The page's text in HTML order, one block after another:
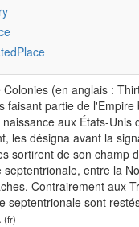
Colonies (en anglais :
faisant partie de
aux États-
les désigna avant la
sortirent de son champ
septentrionale, entre la
Contrairement aux
septentrionale sont
(fr)